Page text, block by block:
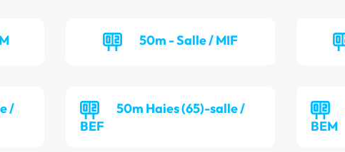
50m - Salle / MIF
/
50m Haies (65)-salle /
BEF
BEM